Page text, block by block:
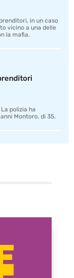
in un caso
vicino a una delle
la mafia.
polizia ha
Montoro, di 35.